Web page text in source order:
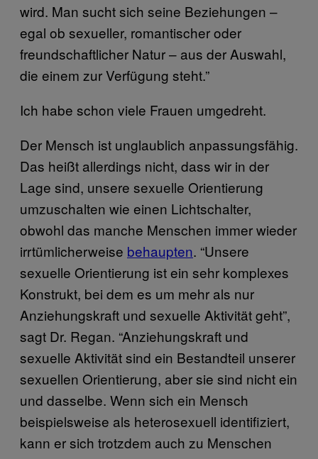
wird. Man sucht sich seine Beziehungen –
egal ob sexueller, romantischer oder
freundschaftlicher Natur – aus der Auswahl,
die einem zur Verfügung steht.”
Ich habe schon viele Frauen umgedreht.
Der Mensch ist unglaublich anpassungsfähig.
Das heißt allerdings nicht, dass wir in der
Lage sind, unsere sexuelle Orientierung
umzuschalten wie einen Lichtschalter,
obwohl das manche Menschen immer wieder
irrtümlicherweise behaupten. “Unsere
sexuelle Orientierung ist ein sehr komplexes
Konstrukt, bei dem es um mehr als nur
Anziehungskraft und sexuelle Aktivität geht”,
sagt Dr. Regan. “Anziehungskraft und
sexuelle Aktivität sind ein Bestandteil unserer
sexuellen Orientierung, aber sie sind nicht ein
und dasselbe. Wenn sich ein Mensch
beispielsweise als heterosexuell identifiziert,
kann er sich trotzdem auch zu Menschen